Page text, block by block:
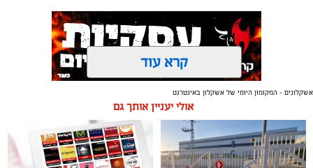
תגים:אשקלון, מרינה
החברה הכלכלית הציגה לנציגי בעלי כלי השייט במרינה
תוכנית השקעה מקיפה הכוללת שדרוג התשתיות, חיזוק
קרא עוד
אשקלונים - המקומון היומי של אשקלון באינטרנט
אולי יעניין אותך גם